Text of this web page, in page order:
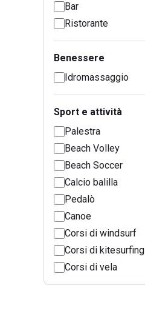
Bar
Ristorante
Benessere
Idromassaggio
Sport e attività
Palestra
Beach Volley
Beach Soccer
Calcio balilla
Pedalò
Canoe
Corsi di windsurf
Corsi di kitesurfing
Corsi di vela